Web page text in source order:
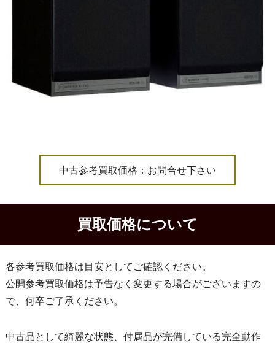
中古参考買取価格：お問合せ下さい
買取価格について
各参考買取価格は目安としてご確認ください。
公開参考買取価格は予告なく変更する場合がございますの
で、何卒ご了承ください。
中古品として綺麗な状態、付属品が完備している完全動作